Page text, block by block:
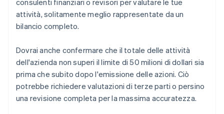
consulenti finanziari o revisori per valutare le tue
attività, solitamente meglio rappresentate da un
bilancio completo.
Dovrai anche confermare che il totale delle attività
dell'azienda non superi il limite di 50 milioni di dollari sia
prima che subito dopo l'emissione delle azioni. Ciò
potrebbe richiedere valutazioni di terze parti o persino
una revisione completa per la massima accuratezza.